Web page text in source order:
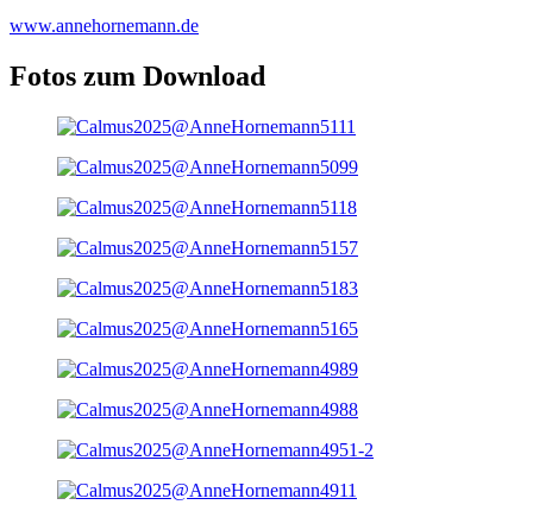
www.annehornemann.de
Fotos zum Download